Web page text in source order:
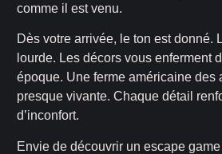
comme il est venu.
Dès votre arrivée, le ton est donné.
lourde. Les décors vous enferment
époque. Une ferme américaine des
presque vivante. Chaque détail
d’inconfort.
Envie de découvrir un escape